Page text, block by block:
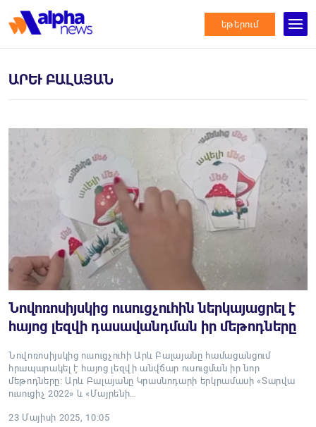
եթերում
ԱՐԵՒ ԲԱԼԱՅԱՆ
Նովոռոսիյսկից ուսուցչուհին ներկայացրել է
հայոց լեզվի դասավանդման իր մեթոդները
Նովոռոսիյսկից ուսուցչուհի Արև Բալայանը համացանցում
հրապարակել է հայոց լեզվի անվճար ուսուցման իր նոր
մեթոդները: Արև Բալայանը Կրասնոդարի երկրամասի «Տարվա
ուսուցիչ 2022» և «Մայրենի…
23 Մայիսի 2025, 10:05